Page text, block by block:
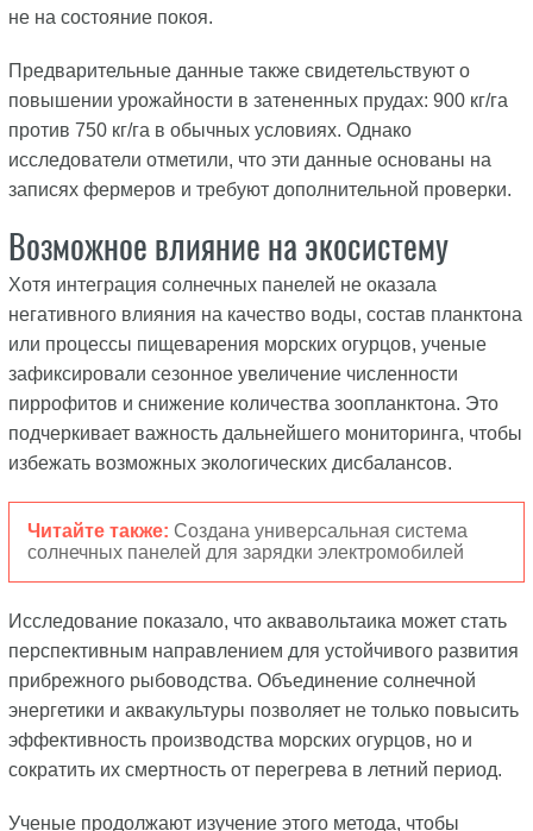
не на состояние покоя.
Предварительные данные также свидетельствуют о
повышении урожайности в затененных прудах: 900 кг/га
против 750 кг/га в обычных условиях. Однако
исследователи отметили, что эти данные основаны на
записях фермеров и требуют дополнительной проверки.
Возможное влияние на экосистему
Хотя интеграция солнечных панелей не оказала
негативного влияния на качество воды, состав планктона
или процессы пищеварения морских огурцов, ученые
зафиксировали сезонное увеличение численности
пиррофитов и снижение количества зоопланктона. Это
подчеркивает важность дальнейшего мониторинга, чтобы
избежать возможных экологических дисбалансов.
Читайте также: Создана универсальная система
солнечных панелей для зарядки электромобилей
Исследование показало, что аквавольтаика может стать
перспективным направлением для устойчивого развития
прибрежного рыбоводства. Объединение солнечной
энергетики и аквакультуры позволяет не только повысить
эффективность производства морских огурцов, но и
сократить их смертность от перегрева в летний период.
Ученые продолжают изучение этого метода, чтобы